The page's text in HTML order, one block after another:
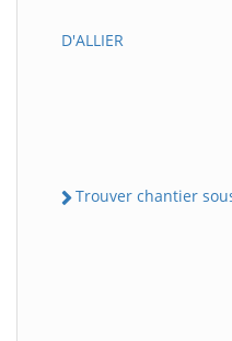
D'ALLIER
Trouver chantier